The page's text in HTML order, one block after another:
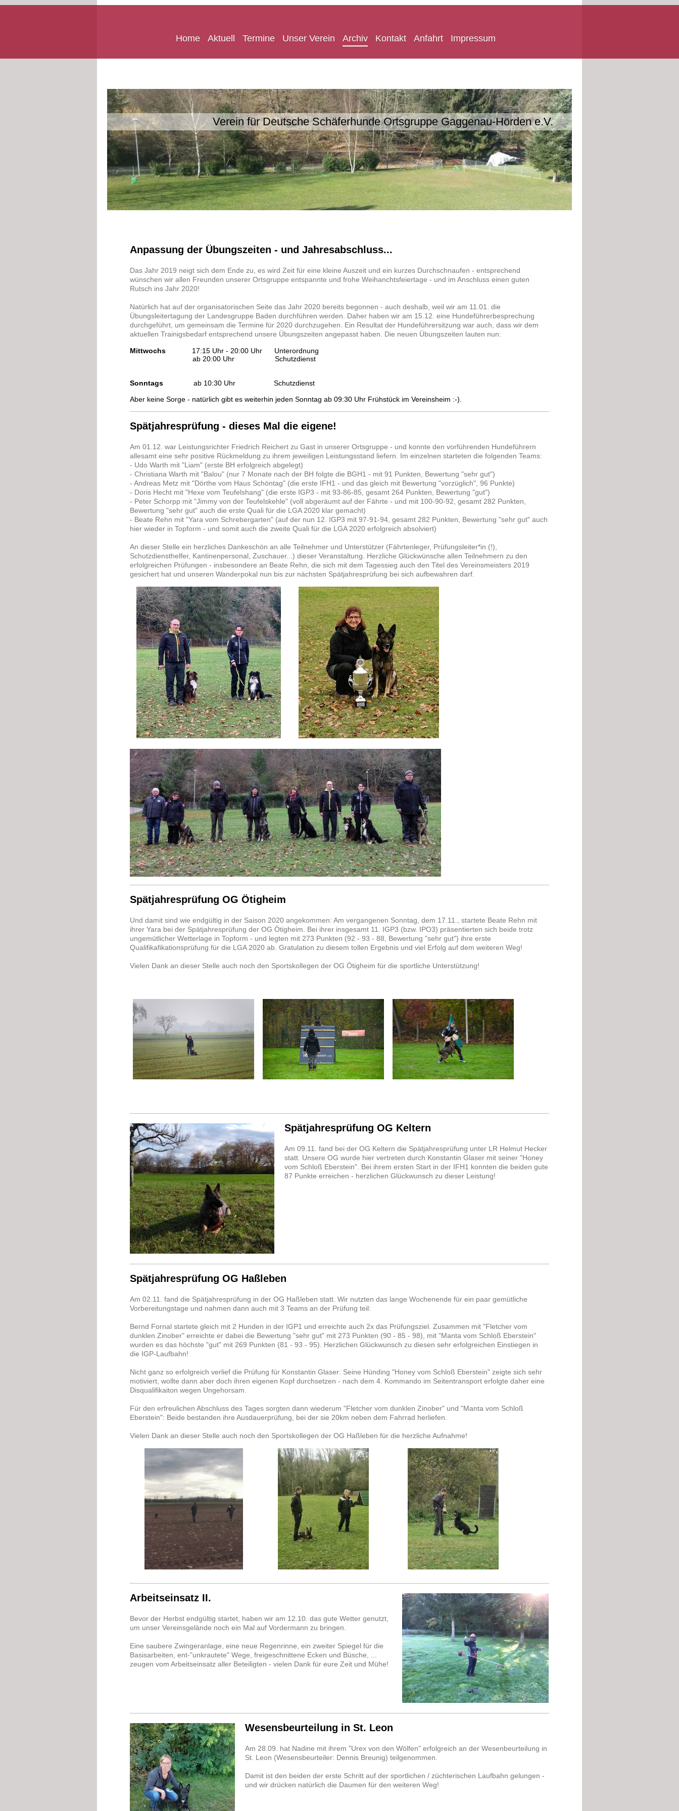
Home Aktuell Termine Unser Verein Archiv Kontakt Anfahrt Impressum
Verein für Deutsche Schäferhunde Ortsgruppe Gaggenau-Hörden e.V.
Anpassung der Übungszeiten - und Jahresabschluss...
Das Jahr 2019 neigt sich dem Ende zu, es wird Zeit für eine kleine Auszeit und ein kurzes Durchschnaufen - entsprechend
wünschen wir allen Freunden unserer Ortsgruppe entspannte und frohe Weihanchtsfeiertage - und im Anschluss einen guten
Rutsch ins Jahr 2020!
Natürlich hat auf der organisatorischen Seite das Jahr 2020 bereits begonnen - auch deshalb, weil wir am 11.01. die
Übungsleitertagung der Landesgruppe Baden durchführen werden. Daher haben wir am 15.12. eine Hundeführerbesprechung
durchgeführt, um gemeinsam die Termine für 2020 durchzugehen. Ein Resultat der Hundeführersitzung war auch, dass wir dem
aktuellen Trainigsbedarf entsprechend unsere Übungszeiten angepasst haben. Die neuen Übungszeiten lauten nun:
Mittwochs 17:15 Uhr - 20:00 Uhr Unterordnung
ab 20:00 Uhr Schutzdienst
Sonntags
ab 10:30 Uhr Schutzdienst
Aber keine Sorge - natürlich gibt es weiterhin jeden Sonntag ab 09:30 Uhr Frühstück im Vereinsheim :-).
Spätjahresprüfung - dieses Mal die eigene!
Am 01.12. war Leistungsrichter Friedrich Reichert zu Gast in unserer Ortsgruppe - und konnte den vorführenden Hundeführern
allesamt eine sehr positive Rückmeldung zu ihrem jeweiligen Leistungsstand liefern. Im einzelnen starteten die folgenden Teams:
- Udo Warth mit "Liam" (erste BH erfolgreich abgelegt)
- Christiana Warth mit "Balou" (nur 7 Monate nach der BH folgte die BGH1 - mit 91 Punkten, Bewertung "sehr gut")
- Andreas Metz mit "Dörthe vom Haus Schöntag" (die erste IFH1 - und das gleich mit Bewertung "vorzüglich", 96 Punkte)
- Doris Hecht mit "Hexe vom Teufelshang" (die erste IGP3 - mit 93-86-85, gesamt 264 Punkten, Bewertung "gut")
- Peter Schorpp mit "Jimmy von der Teufelskehle" (voll abgeräumt auf der Fährte - und mit 100-90-92, gesamt 282 Punkten,
Bewertung "sehr gut" auch die erste Quali für die LGA 2020 klar gemacht)
- Beate Rehn mit "Yara vom Schrebergarten" (auf der nun 12. IGP3 mit 97-91-94, gesamt 282 Punkten, Bewertung "sehr gut" auch
hier wieder in Topform - und somit auch die zweite Quali für die LGA 2020 erfolgreich absolviert)
An dieser Stelle ein herzliches Dankeschön an alle Teilnehmer und Unterstützer (Fährtenleger, Prüfungsleiter*in (!),
Schutzdiensthelfer, Kantinenpersonal, Zuschauer...) dieser Veranstaltung. Herzliche Glückwünsche allen Teilnehmern zu den
erfolgreichen Prüfungen - insbesondere an Beate Rehn, die sich mit dem Tagessieg auch den Titel des Vereinsmeisters 2019
gesichert hat und unseren Wanderpokal nun bis zur nächsten Spätjahresprüfung bei sich aufbewahren darf.
Spätjahresprüfung OG Ötigheim
Und damit sind wie endgültig in der Saison 2020 angekommen: Am vergangenen Sonntag, dem 17.11., startete Beate Rehn mit
ihrer Yara bei der Spätjahresprüfung der OG Ötigheim. Bei ihrer insgesamt 11. IGP3 (bzw. IPO3) präsentierten sich beide trotz
ungemütlicher Wetterlage in Topform - und legten mit 273 Punkten (92 - 93 - 88, Bewertung "sehr gut") ihre erste
Qualifikafikationsprüfung für die LGA 2020 ab. Gratulation zu diesem tollen Ergebnis und viel Erfolg auf dem weiteren Weg!
Vielen Dank an dieser Stelle auch noch den Sportskollegen der OG Ötigheim für die sportliche Unterstützung!
Spätjahresprüfung OG Keltern
Am 09.11. fand bei der OG Keltern die Spätjahresprüfung unter LR Helmut Hecker
statt. Unsere OG wurde hier vertreten durch Konstantin Glaser mit seiner "Honey
vom Schloß Eberstein". Bei ihrem ersten Start in der IFH1 konnten die beiden gute
87 Punkte erreichen - herzlichen Glückwunsch zu dieser Leistung!
Spätjahresprüfung OG Haßleben
Am 02.11. fand die Spätjahresprüfung in der OG Haßleben statt. Wir nutzten das lange Wochenende für ein paar gemütliche
Vorbereitungstage und nahmen dann auch mit 3 Teams an der Prüfung teil:
Bernd Fornal startete gleich mit 2 Hunden in der IGP1 und erreichte auch 2x das Prüfungsziel. Zusammen mit "Fletcher vom
dunklen Zinober" erreichte er dabei die Bewertung "sehr gut" mit 273 Punkten (90 - 85 - 98), mit "Manta vom Schloß Eberstein"
wurden es das höchste "gut" mit 269 Punkten (81 - 93 - 95). Herzlichen Glückwunsch zu diesen sehr erfolgreichen Einstiegen in
die IGP-Laufbahn!
Nicht ganz so erfolgreich verlief die Prüfung für Konstantin Glaser: Seine Hünding "Honey vom Schloß Eberstein" zeigte sich sehr
motiviert, wollte dann aber doch ihren eigenen Kopf durchsetzen - nach dem 4. Kommando im Seitentransport erfolgte daher eine
Disqualifikaiton wegen Ungehorsam.
Für den erfreulichen Abschluss des Tages sorgten dann wiederum "Fletcher vom dunklen Zinober" und "Manta vom Schloß
Eberstein": Beide bestanden ihre Ausdauerprüfung, bei der sie 20km neben dem Fahrrad herliefen.
Vielen Dank an dieser Stelle auch noch den Sportskollegen der OG Haßleben für die herzliche Aufnahme!
Arbeitseinsatz II.
Bevor der Herbst endgültig startet, haben wir am 12.10. das gute Wetter genutzt,
um unser Vereinsgelände noch ein Mal auf Vordermann zu bringen.
Eine saubere Zwingeranlage, eine neue Regenrinne, ein zweiter Spiegel für die
Basisarbeiten, ent-"unkrautete" Wege, freigeschnittene Ecken und Büsche, ...
zeugen vom Arbeitseinsatz aller Beteiligten - vielen Dank für eure Zeit und Mühe!
Wesensbeurteilung in St. Leon
Am 28.09. hat Nadine mit ihrem "Urex von den Wölfen" erfolgreich an der Wesenbeurteilung in
St. Leon (Wesensbeurteiler: Dennis Breunig) teilgenommen.
Damit ist den beiden der erste Schritt auf der sportlichen / züchterischen Laufbahn gelungen -
und wir drücken natürlich die Daumen für den weiteren Weg!